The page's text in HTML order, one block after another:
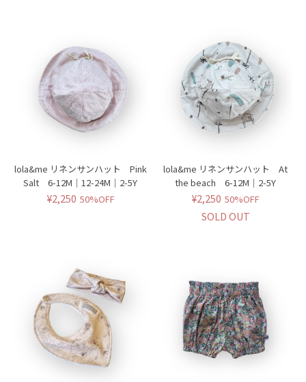
lola&me リネンサンハット Pink
Salt 6-12M｜12-24M｜2-5Y
¥2,250 50%OFF
lola&me リネンサンハット At
the beach 6-12M｜2-5Y
¥2,250 50%OFF
SOLD OUT